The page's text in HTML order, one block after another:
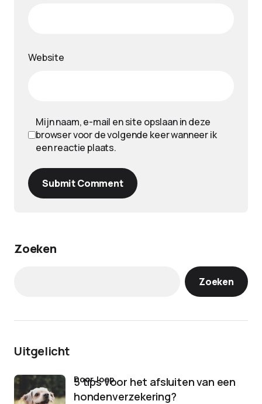
Website
Mijn naam, e-mail en site opslaan in deze
browser voor de volgende keer wanneer ik
een reactie plaats.
Submit Comment
Zoeken
Zoeken
Uitgelicht
5 tips voor het afsluiten van een
hondenverzekering?
door Joep